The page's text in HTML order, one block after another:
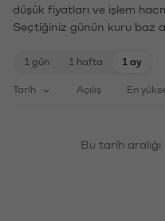
düşük fiyatları ve işlem
Seçtiğiniz günün kuru baz
1 gün 1 hafta 1 ay
Tarih Açılış En
Bu tarih